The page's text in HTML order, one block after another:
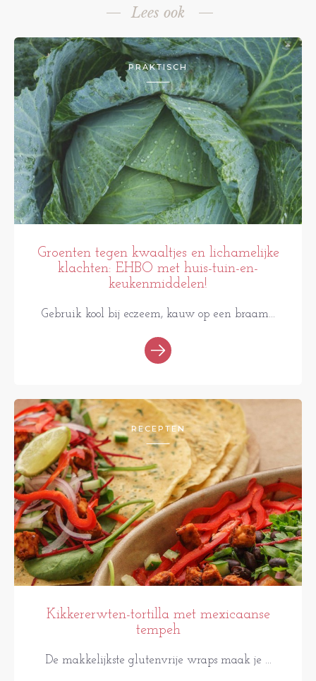
Lees ook
PRAKTISCH
Groenten tegen kwaaltjes en lichamelijke
klachten: EHBO met huis-tuin-en-
keukenmiddelen!
Gebruik kool bij eczeem, kauw op een braam...
RECEPTEN
Kikkererwten-tortilla met mexicaanse
tempeh
De makkelijkste glutenvrije wraps maak je ...